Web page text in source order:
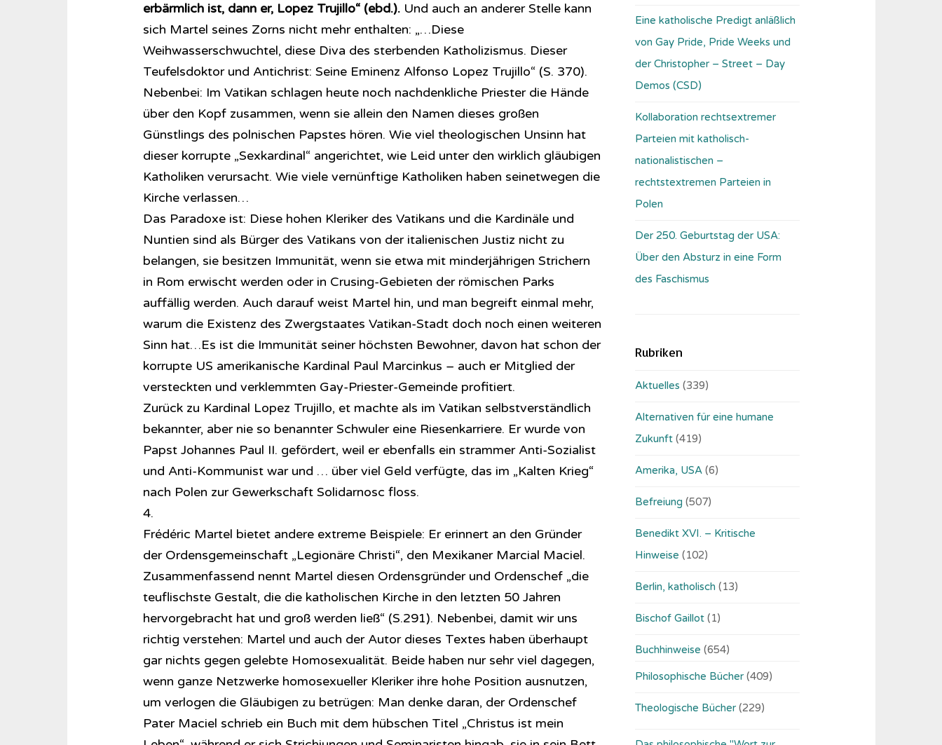
erbärmlich ist, dann er, Lopez Trujillo“ (ebd.).Und auch an anderer Stelle kann
sich Martel seines Zorns nicht mehr enthalten: „…Diese
Weihwasserschwuchtel, diese Diva des sterbenden Katholizismus. Dieser
Teufelsdoktor und Antichrist: Seine Eminenz Alfonso Lopez Trujillo“ (S. 370).
Nebenbei: Im Vatikan schlagen heute noch nachdenkliche Priester die Hände
über den Kopf zusammen, wenn sie allein den Namen dieses großen
Günstlings des polnischen Papstes hören. Wie viel theologischen Unsinn hat
dieser korrupte „Sexkardinal“ angerichtet, wie Leid unter den wirklich gläubigen
Katholiken verursacht. Wie viele vernünftige Katholiken haben seinetwegen die
Kirche verlassen…
Das Paradoxe ist: Diese hohen Kleriker des Vatikans und die Kardinäle und
Nuntien sind als Bürger des Vatikans von der italienischen Justiz nicht zu
belangen, sie besitzen Immunität, wenn sie etwa mit minderjährigen Strichern
in Rom erwischt werden oder in Crusing-Gebieten der römischen Parks
auffällig werden. Auch darauf weist Martel hin, und man begreift einmal mehr,
warum die Existenz des Zwergstaates Vatikan-Stadt doch noch einen weiteren
Sinn hat…Es ist die Immunität seiner höchsten Bewohner, davon hat schon der
korrupte US amerikanische Kardinal Paul Marcinkus – auch er Mitglied der
versteckten und verklemmten Gay-Priester-Gemeinde profitiert.
Zurück zu Kardinal Lopez Trujillo, et machte als im Vatikan selbstverständlich
bekannter, aber nie so benannter Schwuler eine Riesenkarriere. Er wurde von
Papst Johannes Paul II. gefördert, weil er ebenfalls ein strammer Anti-Sozialist
und Anti-Kommunist war und … über viel Geld verfügte, das im „Kalten Krieg“
nach Polen zur Gewerkschaft Solidarnosc floss.
4.
Frédéric Martel bietet andere extreme Beispiele: Er erinnert an den Gründer
der Ordensgemeinschaft „Legionäre Christi“, den Mexikaner Marcial Maciel.
Zusammenfassend nennt Martel diesen Ordensgründer und Ordenschef „die
teuflischste Gestalt, die die katholischen Kirche in den letzten 50 Jahren
hervorgebracht hat und groß werden ließ“ (S.291). Nebenbei, damit wir uns
richtig verstehen: Martel und auch der Autor dieses Textes haben überhaupt
gar nichts gegen gelebte Homosexualität. Beide haben nur sehr viel dagegen,
wenn ganze Netzwerke homosexueller Kleriker ihre hohe Position ausnutzen,
um verlogen die Gläubigen zu betrügen: Man denke daran, der Ordenschef
Pater Maciel schrieb ein Buch mit dem hübschen Titel „Christus ist mein
Eine katholische Predigt anläßlich
von Gay Pride, Pride Weeks und
der Christopher – Street – Day
Demos (CSD)
Kollaboration rechtsextremer
Parteien mit katholisch-
nationalistischen –
rechtstextremen Parteien in
Polen
Der 250. Geburtstag der USA:
Über den Absturz in eine Form
des Faschismus
Rubriken
Aktuelles (339)
Alternativen für eine humane
Zukunft (419)
Amerika, USA (6)
Befreiung (507)
Benedikt XVI. – Kritische
Hinweise (102)
Berlin, katholisch (13)
Bischof Gaillot (1)
Buchhinweise (654)
Philosophische Bücher (409)
Theologische Bücher (229)